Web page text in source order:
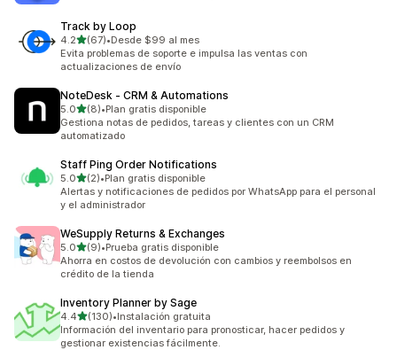
Track by Loop
4.2de 5 estrellas
(67)
67 reseñas en total
•Desde $99 al mes
Evita problemas de soporte e impulsa las ventas con
actualizaciones de envío
NoteDesk ‑ CRM & Automations
5.0de 5 estrellas
(8)
8 reseñas en total
•Plan gratis disponible
Gestiona notas de pedidos, tareas y clientes con un CRM
automatizado
Staff Ping Order Notifications
5.0de 5 estrellas
(2)
2 reseñas en total
•Plan gratis disponible
Alertas y notificaciones de pedidos por WhatsApp para el personal
y el administrador
WeSupply Returns & Exchanges
5.0de 5 estrellas
(9)
9 reseñas en total
•Prueba gratis disponible
Ahorra en costos de devolución con cambios y reembolsos en
crédito de la tienda
Inventory Planner by Sage
4.4de 5 estrellas
(130)
130 reseñas en total
•Instalación gratuita
Información del inventario para pronosticar, hacer pedidos y
gestionar existencias fácilmente.